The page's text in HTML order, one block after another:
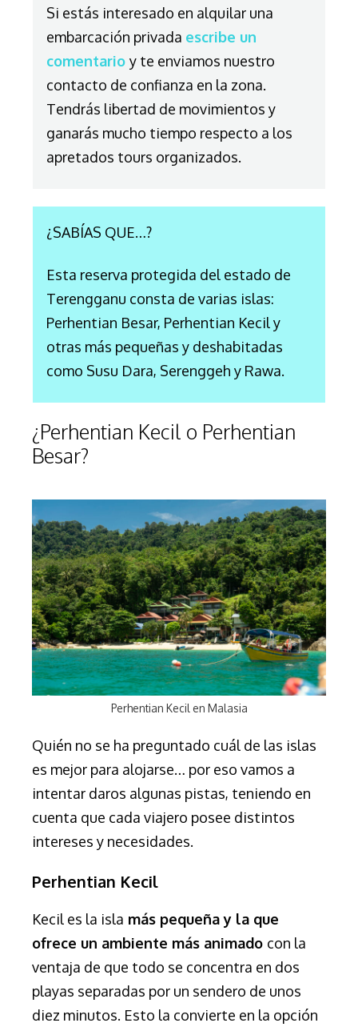
Si estás interesado en alquilar una
embarcación privada escribe un
comentario y te enviamos nuestro
contacto de confianza en la zona.
Tendrás libertad de movimientos y
ganarás mucho tiempo respecto a los
apretados tours organizados.
¿SABÍAS QUE…?
Esta reserva protegida del estado de
Terengganu consta de varias islas:
Perhentian Besar, Perhentian Kecil y
otras más pequeñas y deshabitadas
como Susu Dara, Serenggeh y Rawa.
¿Perhentian Kecil o Perhentian
Besar?
Perhentian Kecil en Malasia
Quién no se ha preguntado cuál de las islas
es mejor para alojarse… por eso vamos a
intentar daros algunas pistas, teniendo en
cuenta que cada viajero posee distintos
intereses y necesidades.
Perhentian Kecil
Kecil es la isla más pequeña y la que
ofrece un ambiente más animado con la
ventaja de que todo se concentra en dos
playas separadas por un sendero de unos
diez minutos. Esto la convierte en la opción